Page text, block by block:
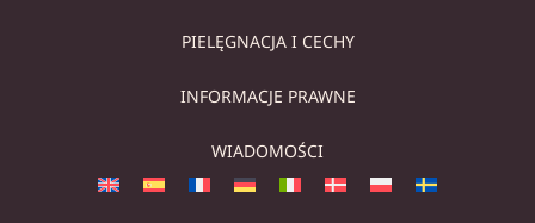
PIELĘGNACJA I CECHY
INFORMACJE PRAWNE
WIADOMOŚCI